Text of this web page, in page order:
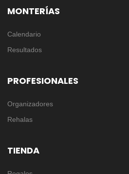
MONTERÍAS
Calendario
Resultados
PROFESIONALES
Organizadores
Rehalas
TIENDA